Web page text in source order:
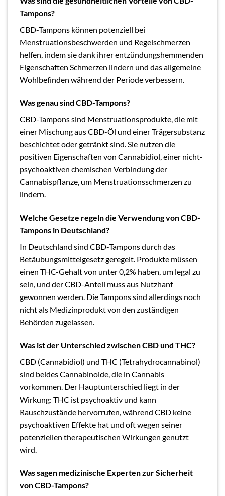
Tampons?
CBD-Tampons können potenziell bei
Menstruationsbeschwerden und Regelschmerzen
helfen, indem sie dank ihrer entzündungshemmenden
Eigenschaften Schmerzen lindern und das allgemeine
Wohlbefinden während der Periode verbessern.
Was genau sind CBD-Tampons?
CBD-Tampons sind Menstruationsprodukte, die mit
einer Mischung aus CBD-Öl und einer Trägersubstanz
beschichtet oder getränkt sind. Sie nutzen die
positiven Eigenschaften von Cannabidiol, einer nicht-
psychoaktiven chemischen Verbindung der
Cannabispflanze, um Menstruationsschmerzen zu
lindern.
Welche Gesetze regeln die Verwendung von CBD-
Tampons in Deutschland?
In Deutschland sind CBD-Tampons durch das
Betäubungsmittelgesetz geregelt. Produkte müssen
einen THC-Gehalt von unter 0,2% haben, um legal zu
sein, und der CBD-Anteil muss aus Nutzhanf
gewonnen werden. Die Tampons sind allerdings noch
nicht als Medizinprodukt von den zuständigen
Behörden zugelassen.
Was ist der Unterschied zwischen CBD und THC?
CBD (Cannabidiol) und THC (Tetrahydrocannabinol)
sind beides Cannabinoide, die in Cannabis
vorkommen. Der Hauptunterschied liegt in der
Wirkung: THC ist psychoaktiv und kann
Rauschzustände hervorrufen, während CBD keine
psychoaktiven Effekte hat und oft wegen seiner
potenziellen therapeutischen Wirkungen genutzt
wird.
Was sagen medizinische Experten zur Sicherheit
von CBD-Tampons?